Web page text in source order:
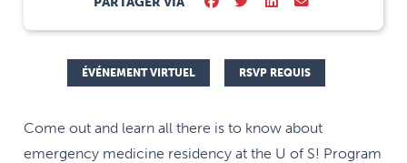
ÉVÉNEMENT VIRTUEL RSVP REQUIS
Come out and learn all there is to know about
emergency medicine residency at the U of S! Program